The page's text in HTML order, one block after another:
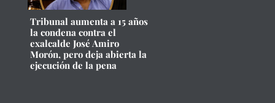
Tribunal aumenta a 15 años
la condena contra el
exalcalde José Amiro
Morón, pero deja abierta la
ejecución de la pena